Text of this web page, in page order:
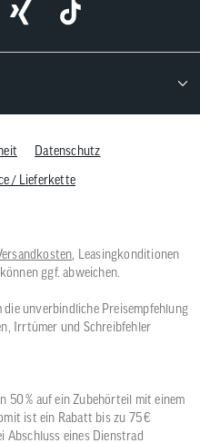
Datenschutz
/ Lieferkette
, Leasingkonditionen
ggf. abweichen.
die unverbindliche Preisempfehlung
Irrtümer und Schreibfehler
50 % auf ein Zubehörteil mit einem
ist ein Rabatt bis zu 75 €
Abschluss eines Dienstrad